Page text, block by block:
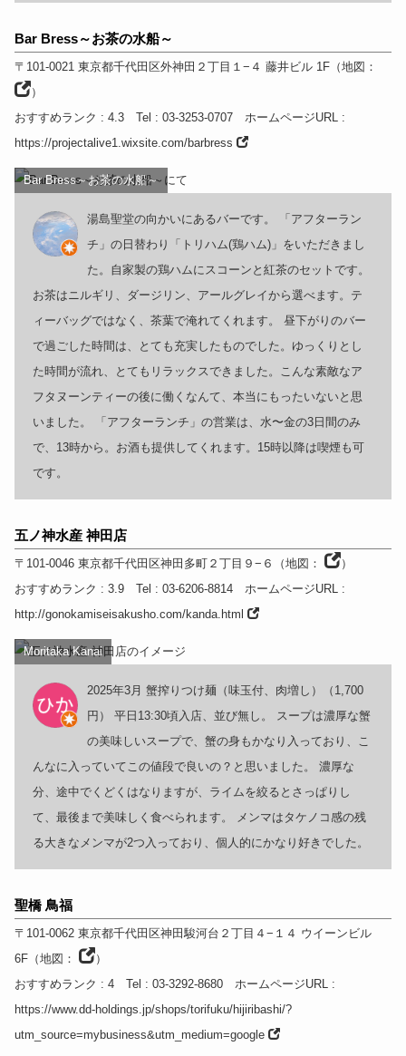
Bar Bress～お茶の水船～
〒101-0021 東京都千代田区外神田２丁目１−４ 藤井ビル 1F（地図：
）
おすすめランク : 4.3 Tel : 03-3253-0707 ホームページURL:
https://projectalive1.wixsite.com/barbress
Bar Bress～お茶の水船～
湯島聖堂の向かいにあるバーです。 「アフターラン
チ」の日替わり「トリハム(鶏ハム)」をいただきまし
た。自家製の鶏ハムにスコーンと紅茶のセットです。
お茶はニルギリ、ダージリン、アールグレイから選べます。テ
ィーバッグではなく、茶葉で淹れてくれます。 昼下がりのバー
で過ごした時間は、とても充実したものでした。ゆっくりとし
た時間が流れ、とてもリラックスできました。こんな素敵なア
フタヌーンティーの後に働くなんて、本当にもったいないと思
いました。 「アフターランチ」の営業は、水〜金の3日間のみ
で、13時から。お酒も提供してくれます。15時以降は喫煙も可
です。
五ノ神水産 神田店
〒101-0046 東京都千代田区神田多町２丁目９−６ （地図：
）
おすすめランク : 3.9 Tel : 03-6206-8814 ホームページURL:
http://gonokamiseisakusho.com/kanda.html
Moritaka Kanai
2025年3月 蟹搾りつけ麺（味玉付、肉増し）（1,700
円） 平日13:30頃入店、並び無し。 スープは濃厚な蟹
の美味しいスープで、蟹の身もかなり入っており、こ
んなに入っていてこの値段で良いの？と思いました。 濃厚な
分、途中でくどくはなりますが、ライムを絞るとさっぱりし
て、最後まで美味しく食べられます。 メンマはタケノコ感の残
る大きなメンマが2つ入っており、個人的にかなり好きでした。
聖橋 鳥福
〒101-0062 東京都千代田区神田駿河台２丁目４−１４ ウイーンビル
6F（地図：
）
おすすめランク : 4 Tel : 03-3292-8680 ホームページURL:
https://www.dd-holdings.jp/shops/torifuku/hijiribashi/?
utm_source=mybusiness&utm_medium=google